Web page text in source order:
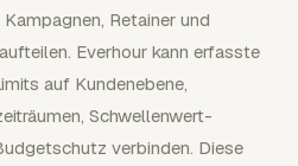
Retainer und
Everhour kann erfasste
auf Kundenebene,
Schwellenwert-
verbinden. Diese